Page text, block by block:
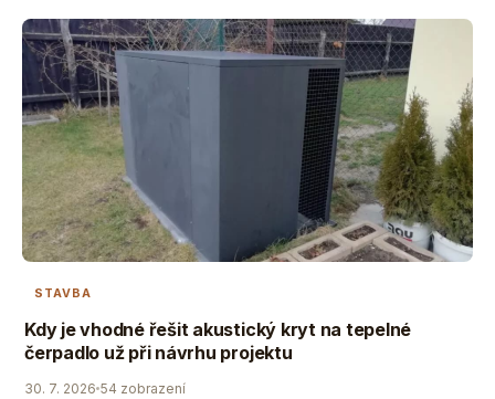
STAVBA
Kdy je vhodné řešit akustický kryt na tepelné
čerpadlo už při návrhu projektu
30. 7. 2026 54 zobrazení